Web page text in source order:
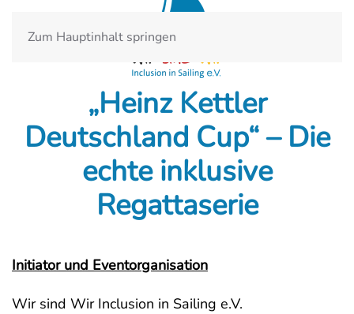
Zum Hauptinhalt springen
„Heinz Kettler
Deutschland Cup“ – Die
echte inklusive
Regattaserie
Initiator und Eventorganisation
Wir sind Wir Inclusion in Sailing e.V.